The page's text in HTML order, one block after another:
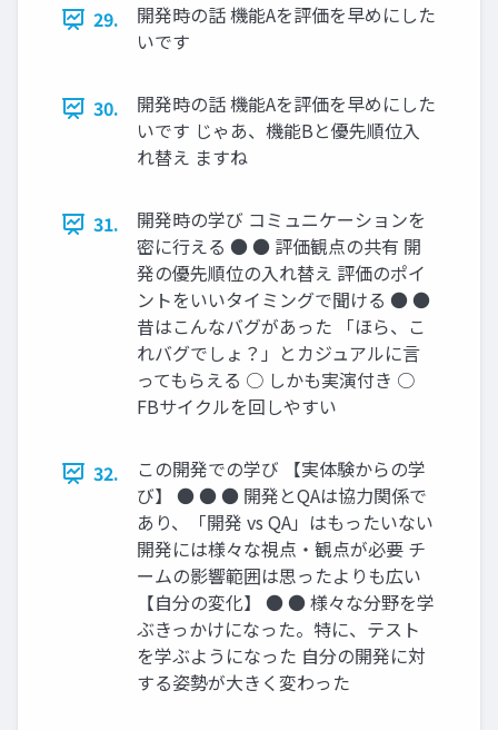
29.
開発時の話 機能Aを評価を早めにした
いです
30.
開発時の話 機能Aを評価を早めにした
いです じゃあ、機能Bと優先順位入
れ替え ますね
31.
開発時の学び コミュニケーションを
密に行える ● ● 評価観点の共有 開
発の優先順位の入れ替え 評価のポイ
ントをいいタイミングで聞ける ● ●
昔はこんなバグがあった 「ほら、こ
れバグでしょ？」とカジュアルに言
ってもらえる ○ しかも実演付き ○
FBサイクルを回しやすい
32.
この開発での学び 【実体験からの学
び】 ● ● ● 開発とQAは協力関係で
あり、「開発 vs QA」はもったいない
開発には様々な視点・観点が必要 チ
ームの影響範囲は思ったよりも広い
【自分の変化】 ● ● 様々な分野を学
ぶきっかけになった。特に、テスト
を学ぶようになった 自分の開発に対
する姿勢が大きく変わった